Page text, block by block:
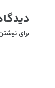
برای